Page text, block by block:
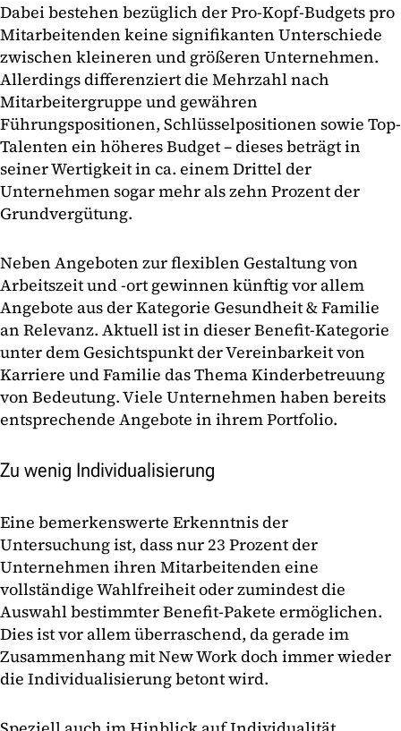
Dabei bestehen bezüglich der Pro-Kopf-Budgets pro
Mitarbeitenden keine signifikanten Unterschiede
zwischen kleineren und größeren Unternehmen.
Allerdings differenziert die Mehrzahl nach
Mitarbeitergruppe und gewähren
Führungspositionen, Schlüsselpositionen sowie Top-
Talenten ein höheres Budget – dieses beträgt in
seiner Wertigkeit in ca. einem Drittel der
Unternehmen sogar mehr als zehn Prozent der
Grundvergütung.
Neben Angeboten zur flexiblen Gestaltung von
Arbeitszeit und -ort gewinnen künftig vor allem
Angebote aus der Kategorie Gesundheit & Familie
an Relevanz. Aktuell ist in dieser Benefit-Kategorie
unter dem Gesichtspunkt der Vereinbarkeit von
Karriere und Familie das Thema Kinderbetreuung
von Bedeutung. Viele Unternehmen haben bereits
entsprechende Angebote in ihrem Portfolio.
Zu wenig Individualisierung
Eine bemerkenswerte Erkenntnis der
Untersuchung ist, dass nur 23 Prozent der
Unternehmen ihren Mitarbeitenden eine
vollständige Wahlfreiheit oder zumindest die
Auswahl bestimmter Benefit-Pakete ermöglichen.
Dies ist vor allem überraschend, da gerade im
Zusammenhang mit New Work doch immer wieder
die Individualisierung betont wird.